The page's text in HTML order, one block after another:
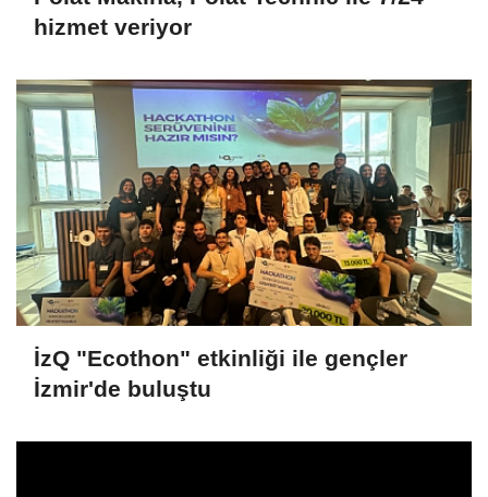
hizmet veriyor
İzQ "Ecothon" etkinliği ile gençler
İzmir'de buluştu